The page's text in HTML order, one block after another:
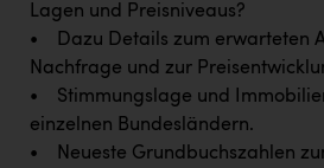
PÜSPÖK
REMAX
RE/MAX Welcome
Resch&Frisch
Lagen und Preisniveaus?
• Dazu Details zum erwarteten
Nachfrage und zur
• Stimmungslage und
einzelnen Bundesländern.
• Neueste Grundbuchszahlen